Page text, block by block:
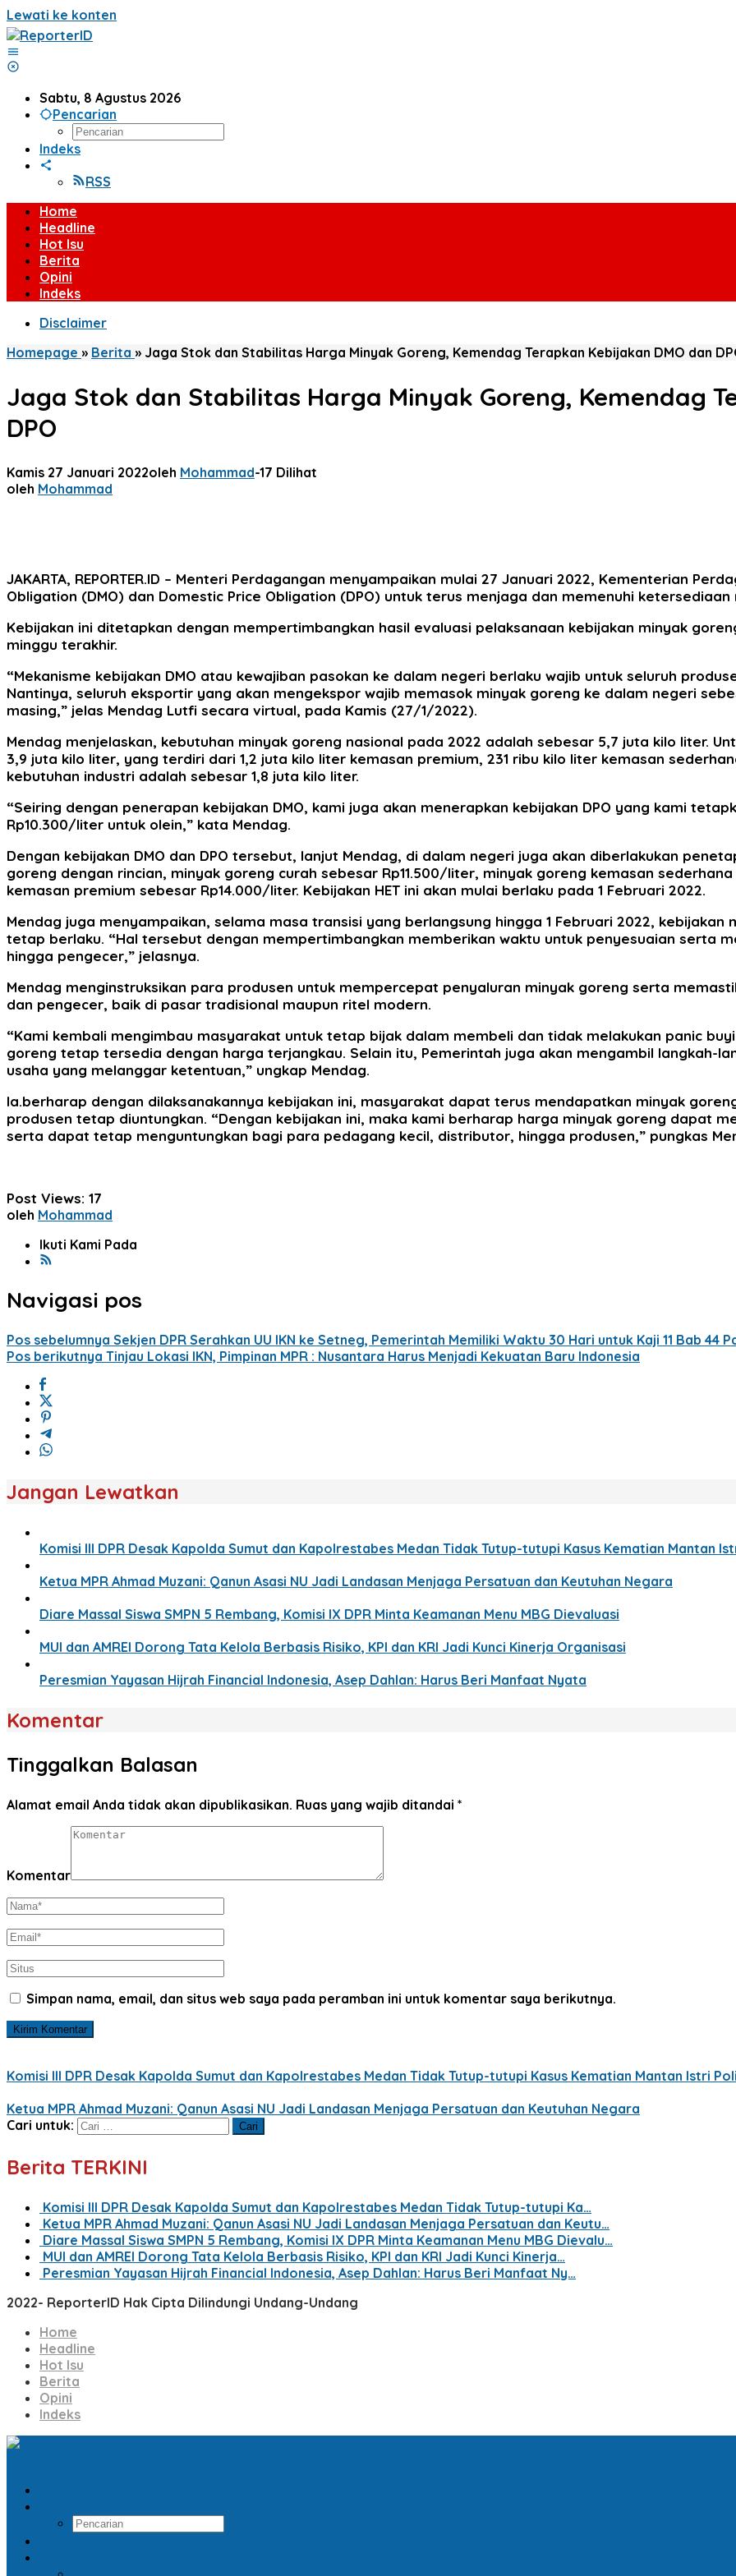
Lewati ke konten
Sabtu, 8 Agustus 2026
Pencarian
Indeks
RSS
Home
Headline
Hot Isu
Berita
Opini
Indeks
Disclaimer
Homepage » Berita » Jaga Stok dan Stabilitas Harga Minyak Goreng, Kemendag Terapkan Kebijakan DMO dan
Jaga Stok dan Stabilitas Harga Minyak Goreng, Kemendag
DPO
Kamis 27 Januari 2022oleh Mohammad-17 Dilihat
oleh Mohammad
JAKARTA, REPORTER.ID – Menteri Perdagangan menyampaikan mulai 27 Januari 2022, Kementerian
Obligation (DMO) dan Domestic Price Obligation (DPO) untuk terus menjaga dan memenuhi
Kebijakan ini ditetapkan dengan mempertimbangkan hasil evaluasi pelaksanaan kebijakan minyak
minggu terakhir.
“Mekanisme kebijakan DMO atau kewajiban pasokan ke dalam negeri berlaku wajib untuk seluruh
Nantinya, seluruh eksportir yang akan mengekspor wajib memasok minyak goreng ke dalam negeri
masing,” jelas Mendag Lutfi secara virtual, pada Kamis (27/1/2022).
Mendag menjelaskan, kebutuhan minyak goreng nasional pada 2022 adalah sebesar 5,7 juta kilo liter.
3,9 juta kilo liter, yang terdiri dari 1,2 juta kilo liter kemasan premium, 231 ribu kilo liter kemasan
kebutuhan industri adalah sebesar 1,8 juta kilo liter.
“Seiring dengan penerapan kebijakan DMO, kami juga akan menerapkan kebijakan DPO yang kami
Rp10.300/liter untuk olein,” kata Mendag.
Dengan kebijakan DMO dan DPO tersebut, lanjut Mendag, di dalam negeri juga akan diberlakukan
goreng dengan rincian, minyak goreng curah sebesar Rp11.500/liter, minyak goreng kemasan
kemasan premium sebesar Rp14.000/liter. Kebijakan HET ini akan mulai berlaku pada 1 Februari 2022.
Mendag juga menyampaikan, selama masa transisi yang berlangsung hingga 1 Februari 2022,
tetap berlaku. “Hal tersebut dengan mempertimbangkan memberikan waktu untuk penyesuaian serta
hingga pengecer,” jelasnya.
Mendag menginstruksikan para produsen untuk mempercepat penyaluran minyak goreng serta
dan pengecer, baik di pasar tradisional maupun ritel modern.
“Kami kembali mengimbau masyarakat untuk tetap bijak dalam membeli dan tidak melakukan panic
goreng tetap tersedia dengan harga terjangkau. Selain itu, Pemerintah juga akan mengambil langkah-
usaha yang melanggar ketentuan,” ungkap Mendag.
Ia.berharap dengan dilaksanakannya kebijakan ini, masyarakat dapat terus mendapatkan minyak
produsen tetap diuntungkan. “Dengan kebijakan ini, maka kami berharap harga minyak goreng dapat
serta dapat tetap menguntungkan bagi para pedagang kecil, distributor, hingga produsen,” pungkas
Post Views: 17
oleh Mohammad
Ikuti Kami Pada
Navigasi pos
Pos sebelumnya Sekjen DPR Serahkan UU IKN ke Setneg, Pemerintah Memiliki Waktu 30 Hari untuk Kaji 11 Bab 44
Pos berikutnya Tinjau Lokasi IKN, Pimpinan MPR : Nusantara Harus Menjadi Kekuatan Baru Indonesia
Jangan Lewatkan
Komisi III DPR Desak Kapolda Sumut dan Kapolrestabes Medan Tidak Tutup-tutupi Kasus Kematian Mantan
Ketua MPR Ahmad Muzani: Qanun Asasi NU Jadi Landasan Menjaga Persatuan dan Keutuhan Negara
Diare Massal Siswa SMPN 5 Rembang, Komisi IX DPR Minta Keamanan Menu MBG Dievaluasi
MUI dan AMREI Dorong Tata Kelola Berbasis Risiko, KPI dan KRI Jadi Kunci Kinerja Organisasi
Peresmian Yayasan Hijrah Financial Indonesia, Asep Dahlan: Harus Beri Manfaat Nyata
Komentar
Tinggalkan Balasan
Alamat email Anda tidak akan dipublikasikan. Ruas yang wajib ditandai *
Komentar
Simpan nama, email, dan situs web saya pada peramban ini untuk komentar saya berikutnya.
Komisi III DPR Desak Kapolda Sumut dan Kapolrestabes Medan Tidak Tutup-tutupi Kasus Kematian Mantan Istri
Ketua MPR Ahmad Muzani: Qanun Asasi NU Jadi Landasan Menjaga Persatuan dan Keutuhan Negara
Cari untuk:
Berita TERKINI
Komisi III DPR Desak Kapolda Sumut dan Kapolrestabes Medan Tidak Tutup-tutupi Ka…
Ketua MPR Ahmad Muzani: Qanun Asasi NU Jadi Landasan Menjaga Persatuan dan Keutu…
Diare Massal Siswa SMPN 5 Rembang, Komisi IX DPR Minta Keamanan Menu MBG Dievalu…
MUI dan AMREI Dorong Tata Kelola Berbasis Risiko, KPI dan KRI Jadi Kunci Kinerja…
Peresmian Yayasan Hijrah Financial Indonesia, Asep Dahlan: Harus Beri Manfaat Ny…
2022- ReporterID Hak Cipta Dilindungi Undang-Undang
Home
Headline
Hot Isu
Berita
Opini
Indeks